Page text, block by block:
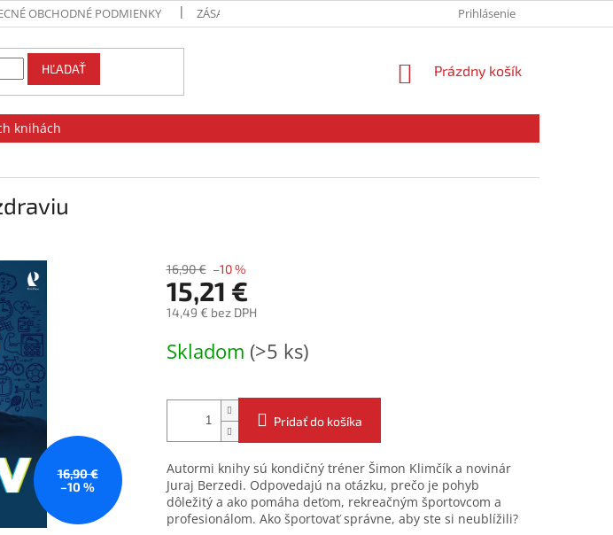
OBCHODNÉ PODMIENKY ZÁSADY OCHRANY OSOBNÝCH ÚDAJOV MOJA OBJEDNÁVKA
Prihlásenie
HĽADAŤ
NÁKUPNÝ
Prázdny košík
knihách
16,90 €
–10 %
16,90 € –10 %
15,21 €
14,49 € bez DPH
cena:
Skladom (>5 ks)
Pridať do košíka
Autormi knihy sú kondičný tréner Šimon Klimčík a novinár
Juraj Berzedi. Odpovedajú na otázku, prečo je pohyb
dôležitý a ako pomáha deťom, rekreačným športovcom a
profesionálom. Ako športovať správne, aby ste si neublížili?